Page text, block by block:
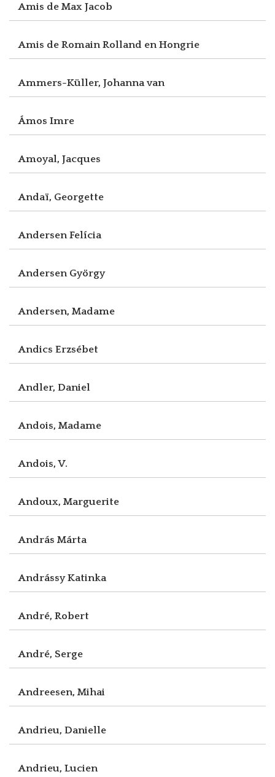
Amis de Max Jacob
Amis de Romain Rolland en Hongrie
Ammers-Küller, Johanna van
Ámos Imre
Amoyal, Jacques
Andaï, Georgette
Andersen Felícia
Andersen György
Andersen, Madame
Andics Erzsébet
Andler, Daniel
Andois, Madame
Andois, V.
Andoux, Marguerite
András Márta
Andrássy Katinka
André, Robert
André, Serge
Andreesen, Mihai
Andrieu, Danielle
Andrieu, Lucien